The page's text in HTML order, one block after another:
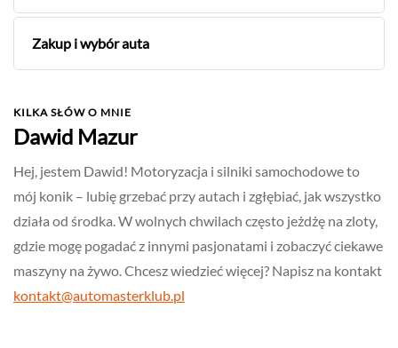
Zakup i wybór auta
KILKA SŁÓW O MNIE
Dawid Mazur
Hej, jestem Dawid! Motoryzacja i silniki samochodowe to
mój konik – lubię grzebać przy autach i zgłębiać, jak wszystko
działa od środka. W wolnych chwilach często jeżdżę na zloty,
gdzie mogę pogadać z innymi pasjonatami i zobaczyć ciekawe
maszyny na żywo. Chcesz wiedzieć więcej? Napisz na kontakt
kontakt@automasterklub.pl